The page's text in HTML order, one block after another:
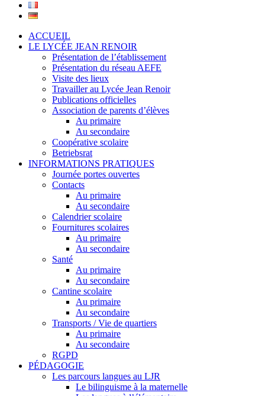
ACCUEIL
LE LYCÉE JEAN RENOIR
Présentation de l’établissement
Présentation du réseau AEFE
Visite des lieux
Travailler au Lycée Jean Renoir
Publications officielles
Association de parents d’élèves
Au primaire
Au secondaire
Coopérative scolaire
Betriebsrat
INFORMATIONS PRATIQUES
Journée portes ouvertes
Contacts
Au primaire
Au secondaire
Calendrier scolaire
Fournitures scolaires
Au primaire
Au secondaire
Santé
Au primaire
Au secondaire
Cantine scolaire
Au primaire
Au secondaire
Transports / Vie de quartiers
Au primaire
Au secondaire
RGPD
PÉDAGOGIE
Les parcours langues au LJR
Le bilinguisme à la maternelle